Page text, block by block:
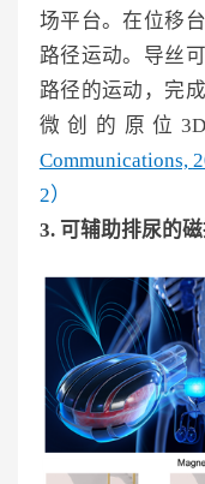
场平台。在位移
路径运动。导丝
路径的运动，完
微创的原位
Communications,
2）
3. 可辅助排尿的